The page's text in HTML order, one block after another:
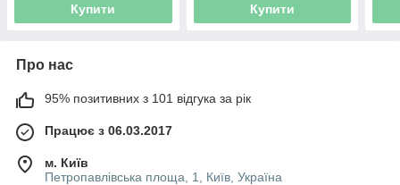
Купити Купити
Про нас
95% позитивних з 101 відгука за рік
Працює з 06.03.2017
м. Київ
Петропавлівська площа, 1, Київ, Україна